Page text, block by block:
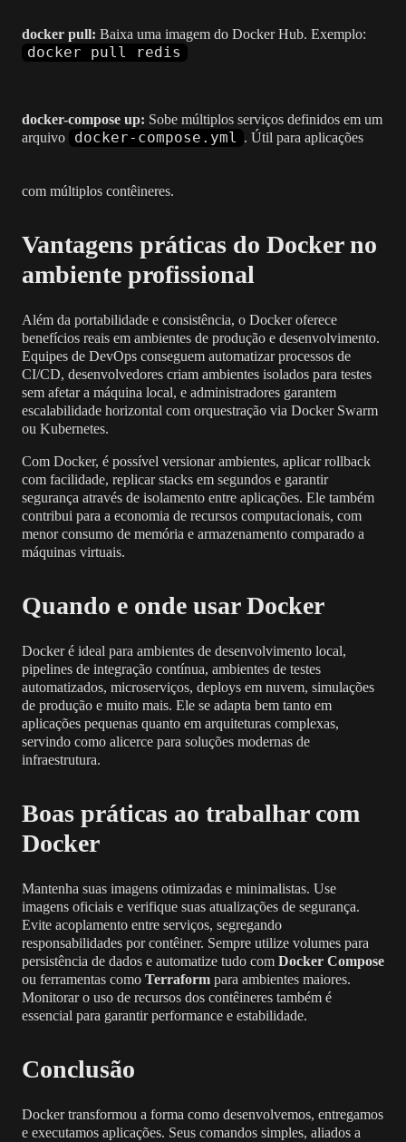
docker pull: Baixa uma imagem do Docker Hub. Exemplo:
docker pull redis
docker-compose up: Sobe múltiplos serviços definidos em um
arquivo
docker-compose.yml . Útil para aplicações
com múltiplos contêineres.
Vantagens práticas do Docker no
ambiente profissional
Além da portabilidade e consistência, o Docker oferece
benefícios reais em ambientes de produção e desenvolvimento.
Equipes de DevOps conseguem automatizar processos de
CI/CD, desenvolvedores criam ambientes isolados para testes
sem afetar a máquina local, e administradores garantem
escalabilidade horizontal com orquestração via Docker Swarm
ou Kubernetes.
Com Docker, é possível versionar ambientes, aplicar rollback
com facilidade, replicar stacks em segundos e garantir
segurança através de isolamento entre aplicações. Ele também
contribui para a economia de recursos computacionais, com
menor consumo de memória e armazenamento comparado a
máquinas virtuais.
Quando e onde usar Docker
Docker é ideal para ambientes de desenvolvimento local,
pipelines de integração contínua, ambientes de testes
automatizados, microserviços, deploys em nuvem, simulações
de produção e muito mais. Ele se adapta bem tanto em
aplicações pequenas quanto em arquiteturas complexas,
servindo como alicerce para soluções modernas de
infraestrutura.
Boas práticas ao trabalhar com
Docker
Mantenha suas imagens otimizadas e minimalistas. Use
imagens oficiais e verifique suas atualizações de segurança.
Evite acoplamento entre serviços, segregando
responsabilidades por contêiner. Sempre utilize volumes para
persistência de dados e automatize tudo com Docker Compose
ou ferramentas como Terraform para ambientes maiores.
Monitorar o uso de recursos dos contêineres também é
essencial para garantir performance e estabilidade.
Conclusão
Docker transformou a forma como desenvolvemos, entregamos
e executamos aplicações. Seus comandos simples, aliados a